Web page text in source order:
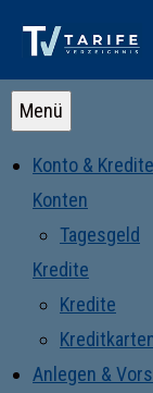
Menü
Konto & Kredite
Konten
Tagesgeld
Kredite
Kredite
Anlegen &